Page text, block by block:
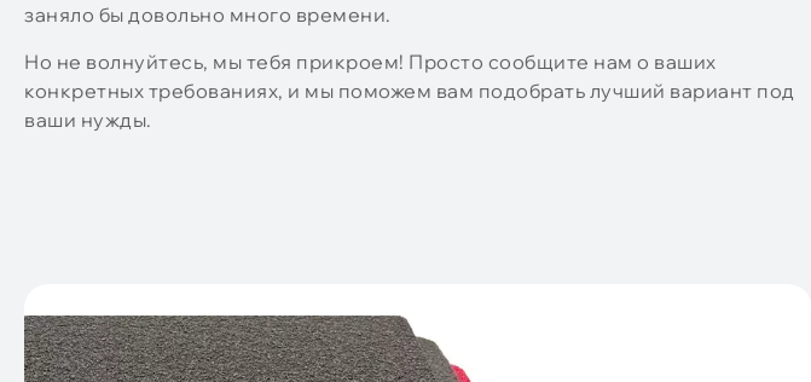
заняло бы довольно много времени.
Но не волнуйтесь, мы тебя прикроем! Просто сообщите нам о ваших
конкретных требованиях, и мы поможем вам подобрать лучший вариант под
ваши нужды.